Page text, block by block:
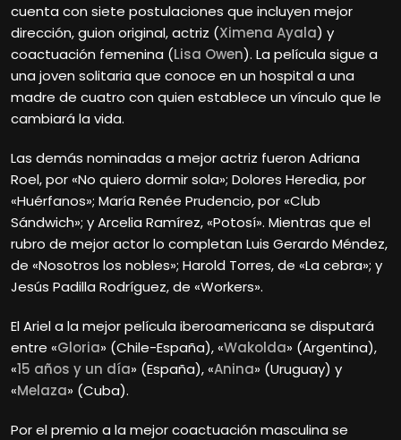
cuenta con siete postulaciones que incluyen mejor
dirección, guion original, actriz (Ximena Ayala) y
coactuación femenina (Lisa Owen). La película sigue a
una joven solitaria que conoce en un hospital a una
madre de cuatro con quien establece un vínculo que le
cambiará la vida.
Las demás nominadas a mejor actriz fueron Adriana
Roel, por «No quiero dormir sola»; Dolores Heredia, por
«Huérfanos»; María Renée Prudencio, por «Club
Sándwich»; y Arcelia Ramírez, «Potosí». Mientras que el
rubro de mejor actor lo completan Luis Gerardo Méndez,
de «Nosotros los nobles»; Harold Torres, de «La cebra»; y
Jesús Padilla Rodríguez, de «Workers».
El Ariel a la mejor película iberoamericana se disputará
entre «Gloria» (Chile-España), «Wakolda» (Argentina),
«15 años y un día» (España), «Anina» (Uruguay) y
«Melaza» (Cuba).
Por el premio a la mejor coactuación masculina se